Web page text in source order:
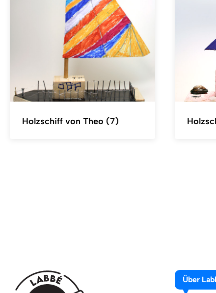
Holzschiff von Theo (7)
Über